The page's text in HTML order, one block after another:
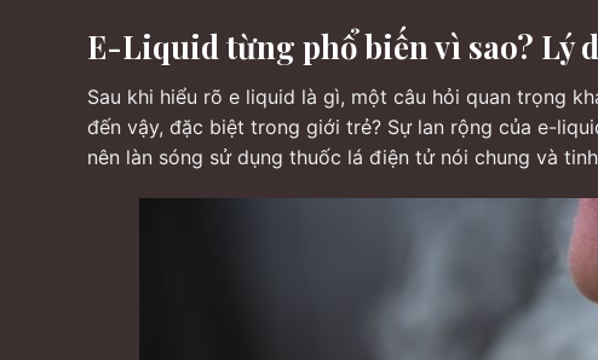
E-Liquid từng phổ biến vì sao? Lý
Sau khi hiểu rõ e liquid là gì, một câu hỏi quan trọng
đến vậy, đặc biệt trong giới trẻ? Sự lan rộng của e-
nên làn sóng sử dụng thuốc lá điện tử nói chung và